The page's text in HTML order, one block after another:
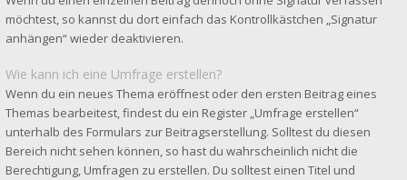
möchtest, so kannst du dort einfach das Kontrollkästchen „Signatur
anhängen“ wieder deaktivieren.
Wie kann ich eine Umfrage erstellen?
Wenn du ein neues Thema eröffnest oder den ersten Beitrag eines
Themas bearbeitest, findest du ein Register „Umfrage erstellen“
unterhalb des Formulars zur Beitragserstellung. Solltest du diesen
Bereich nicht sehen können, so hast du wahrscheinlich nicht die
Berechtigung, Umfragen zu erstellen. Du solltest einen Titel und